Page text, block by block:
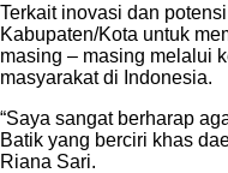
Terkait inovasi dan
Kabupaten/Kota untuk
masing – masing melalui
masyarakat di Indonesia.
“Saya sangat berharap
Batik yang berciri khas
Riana Sari.